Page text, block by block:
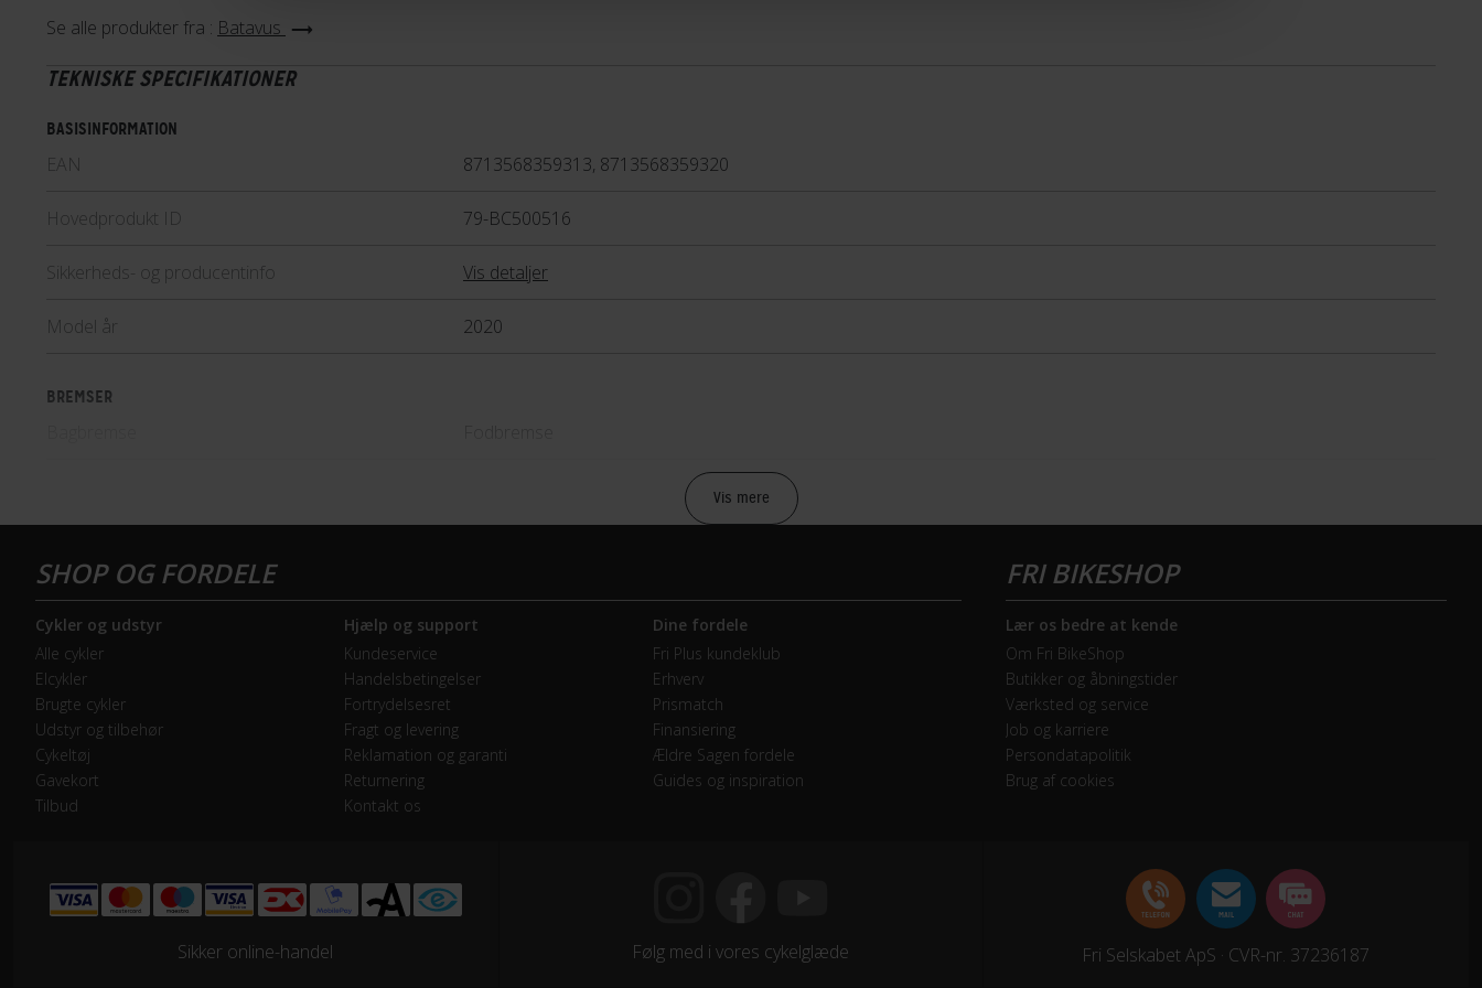
Se alle produkter fra : Batavus
TEKNISKE SPECIFIKATIONER
BASISINFORMATION
EAN 8713568359313, 8713568359320
Hovedprodukt ID 79-BC500516
Sikkerheds- og producentinfo Vis detaljer
Model år 2020
BREMSER
Kranksæt
Samlet antal gear
Skiftegreb Shimano Nexus
Hjulstørrelse
Vis mere
Cykler og udstyr
Alle cykler
Elcykler
Brugte cykler
Udstyr og tilbehør
Cykeltøj
Gavekort
Tilbud
Hjælp og support
Kundeservice
Handelsbetingelser
Fortrydelsesret
Fragt og levering
Reklamation og garanti
Returnering
Kontakt os
Dine fordele
Fri Plus kundeklub
Erhverv
Prismatch
Finansiering
Ældre Sagen fordele
Guides og inspiration
Lær os bedre at kende
Om Fri BikeShop
Butikker og åbningstider
Værksted og service
Job og karriere
Persondatapolitik
Brug af cookies
Sikker online-handel Følg med i vores cykelglæde Fri Selskabet ApS · CVR-nr. 37236187